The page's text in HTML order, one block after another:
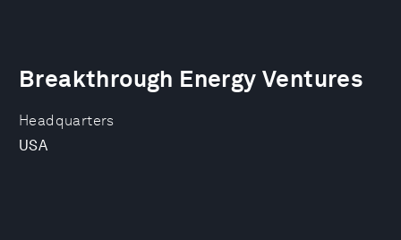
Headquarters
USA
Breakthrough Energy Ventures